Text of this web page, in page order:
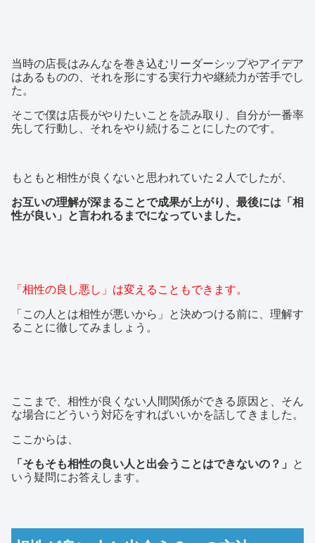
当時の店長はみんなを巻き込むリーダーシップやアイデア
はあるものの、それを形にする実行力や継続力が苦手でし
た。
そこで僕は店長がやりたいことを読み取り、自分が一番率
先して行動し、それをやり続けることにしたのです。
もともと相性が良くないと思われていた２人でしたが、
お互いの理解が深まることで成果が上がり、最後には「相
性が良い」と言われるまでになっていました。
「相性の良し悪し」は変えることもできます。
「この人とは相性が悪いから」と決めつける前に、理解す
ることに徹してみましょう。
ここまで、相性が良くない人間関係ができる原因と、そん
な場合にどういう対応をすればいいかを話してきました。
ここからは、
「そもそも相性の良い人と出会うことはできないの？」 と
いう疑問にお答えします。